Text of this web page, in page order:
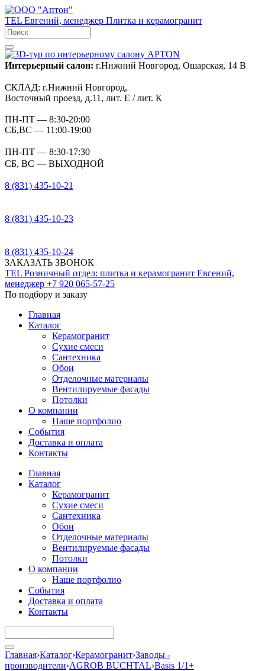
TEL Евгений, менеджер Плитка и керамогранит
Интерьерный салон: г.Нижний Новгород, Ошарская, 14 В
СКЛАД: г.Нижний Новгород,
Восточный проезд, д.11, лит. Е / лит. К
ПН-ПТ — 8:30-20:00
СБ,ВС — 11:00-19:00
ПН-ПТ — 8:30-17:30
СБ, ВС — ВЫХОДНОЙ
8 (831) 435-10-21
8 (831) 435-10-23
8 (831) 435-10-24
ЗАКАЗАТЬ ЗВОНОК
TEL Розничный отдел: плитка и керамогранит Евгений,
менеджер +7 920 065-57-25
По подбору и заказу
Главная
Каталог
Керамогранит
Сухие смеси
Сантехника
Обои
Отделочные материалы
Вентилируемые фасады
Потолки
О компании
Наше портфолио
События
Доставка и оплата
Контакты
Главная
Каталог
Керамогранит
Сухие смеси
Сантехника
Обои
Отделочные материалы
Вентилируемые фасады
Потолки
О компании
Наше портфолио
События
Доставка и оплата
Контакты
Главная›Каталог›Керамогранит›Заводы -
производители›AGROB BUCHTAL›Basis 1/1+